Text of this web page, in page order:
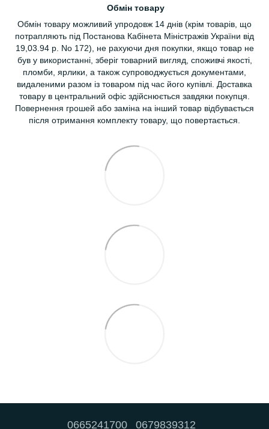
Обмін товару
Обмін товару можливий упродовж 14 днів (крім товарів, що
потрапляють під Постанова Кабінета Міністражів України від
19,03.94 р. No 172), не рахуючи дня покупки, якщо товар не
був у використанні, зберіг товарний вигляд, споживчі якості,
пломби, ярлики, а також супроводжується документами,
видаленими разом із товаром під час його купівлі. Доставка
товару в центральний офіс здійснюється завдяки покупця.
Повернення грошей або заміна на інший товар відбувається
після отримання комплекту товару, що повертається.
0665241700 0679839312